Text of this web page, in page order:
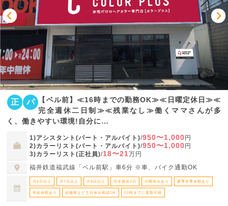
正 パ
【ベル前】≪16時までの勤務OK≫≪日曜定休日≫≪
完全週休二日制≫≪残業なし≫働くママさんが多
く、働きやすい環境!自分に…
1)アシスタント(パート・アルバイト)/950〜1,000円
2)カラーリスト(パート・アルバイト)/950〜1,000円
3)カラーリスト(正社員)/18〜21万円
福井鉄道福武線「ベル前駅」車6分 ※車、バイク通勤OK
月6日以上 月7日以上 月8日以上 完全週休2日 日曜休みあり 夏季冬季休暇あり
有給休暇あり 冠婚祭など土日休み相談OK 20時までに退勤可能